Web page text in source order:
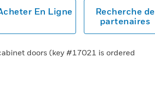
En Ligne
Recherche de
partenaires
doors (key #17021 is ordered